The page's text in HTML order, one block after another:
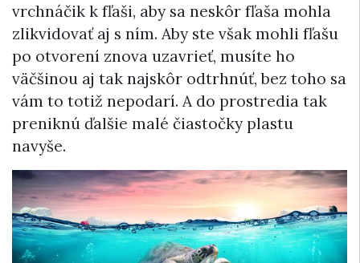
vrchnáčik k fľaši, aby sa neskôr fľaša mohla
zlikvidovať aj s ním. Aby ste však mohli fľašu
po otvorení znova uzavrieť, musíte ho
väčšinou aj tak najskôr odtrhnúť, bez toho sa
vám to totiž nepodarí. A do prostredia tak
preniknú ďalšie malé čiastočky plastu
navyše.